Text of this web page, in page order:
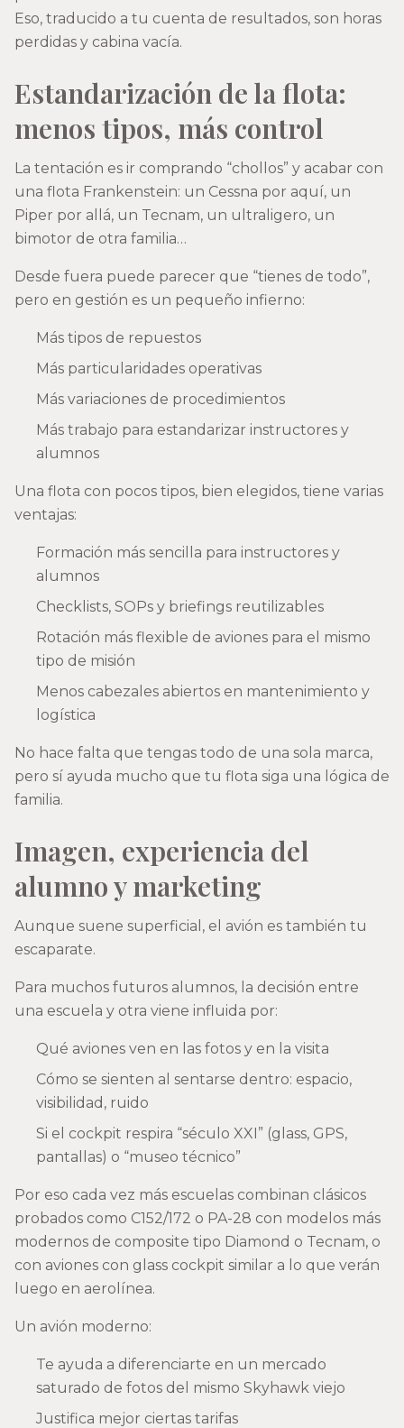
Eso, traducido a tu cuenta de resultados, son horas
perdidas y cabina vacía.
Estandarización de la flota:
menos tipos, más control
La tentación es ir comprando “chollos” y acabar con
una flota Frankenstein: un Cessna por aquí, un
Piper por allá, un Tecnam, un ultraligero, un
bimotor de otra familia…
Desde fuera puede parecer que “tienes de todo”,
pero en gestión es un pequeño infierno:
Más tipos de repuestos
Más particularidades operativas
Más variaciones de procedimientos
Más trabajo para estandarizar instructores y
alumnos
Una flota con pocos tipos, bien elegidos, tiene varias
ventajas:
Formación más sencilla para instructores y
alumnos
Checklists, SOPs y briefings reutilizables
Rotación más flexible de aviones para el mismo
tipo de misión
Menos cabezales abiertos en mantenimiento y
logística
No hace falta que tengas todo de una sola marca,
pero sí ayuda mucho que tu flota siga una lógica de
familia.
Imagen, experiencia del
alumno y marketing
Aunque suene superficial, el avión es también tu
escaparate.
Para muchos futuros alumnos, la decisión entre
una escuela y otra viene influida por:
Qué aviones ven en las fotos y en la visita
Cómo se sienten al sentarse dentro: espacio,
visibilidad, ruido
Si el cockpit respira “século XXI” (glass, GPS,
pantallas) o “museo técnico”
Por eso cada vez más escuelas combinan clásicos
probados como C152/172 o PA-28 con modelos más
modernos de composite tipo Diamond o Tecnam, o
con aviones con glass cockpit similar a lo que verán
luego en aerolínea.
Un avión moderno:
Te ayuda a diferenciarte en un mercado
saturado de fotos del mismo Skyhawk viejo
Justifica mejor ciertas tarifas